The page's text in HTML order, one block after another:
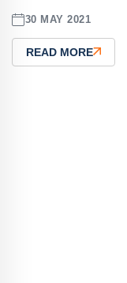
30 MAY 2021
READ MORE